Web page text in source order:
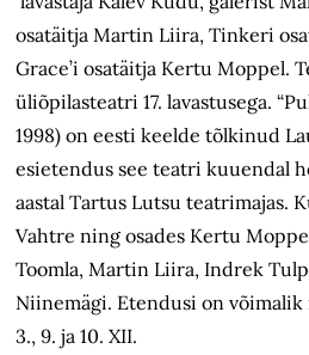
osatäitja Martin Liira, Tinkeri
Grace’i osatäitja Kertu Moppel.
üliõpilasteatri 17. lavastusega.
1998) on eesti keelde tõlkinud
esietendus see teatri kuuendal
aastal Tartus Lutsu teatrimajas.
Vahtre ning osades Kertu
Toomla, Martin Liira, Indrek
Niinemägi. Etendusi on
3., 9. ja 10. XII.